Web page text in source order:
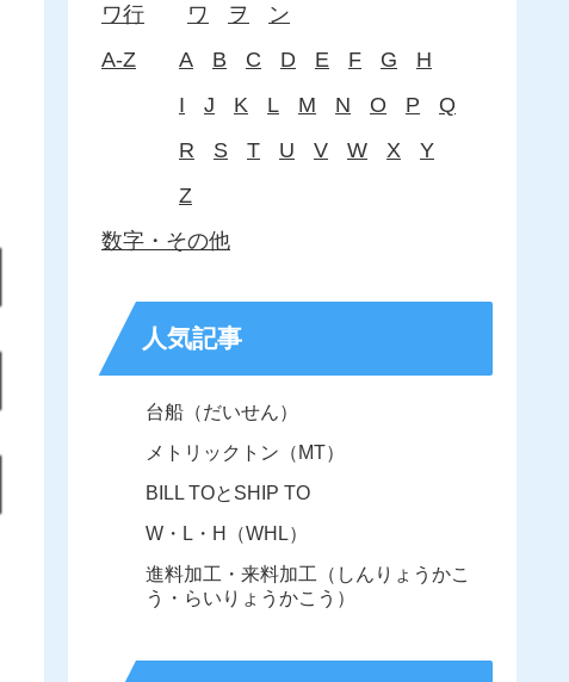
ワ行
ワ ヲ
ン
A-Z
A B C D E F G
H
I
J K L M N O P
Q
R
S T U V W X
Y
Z
数字・その他
人気記事
台船（だいせん）
メトリックトン（MT）
BILL TOとSHIP TO
W・L・H（WHL）
進料加工・来料加工（しんりょうかこ
う・らいりょうかこう）